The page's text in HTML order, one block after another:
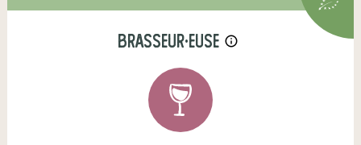
brasseur·euse info_outline